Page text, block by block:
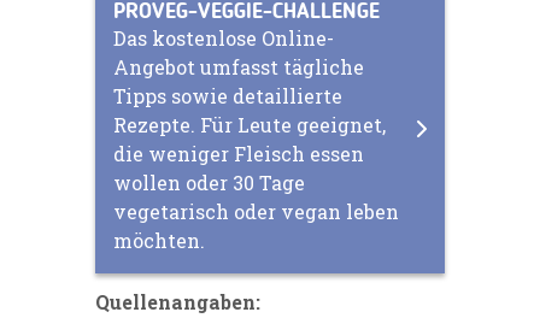
PROVEG-VEGGIE-CHALLENGE
Das kostenlose Online-
Angebot umfasst tägliche
Tipps sowie detaillierte
Rezepte. Für Leute geeignet,
die weniger Fleisch essen
wollen oder 30 Tage
vegetarisch oder vegan leben
möchten.
Quellenangaben: